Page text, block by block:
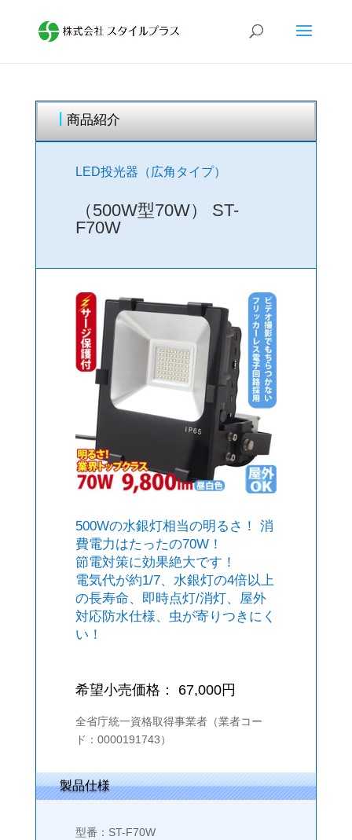
商品紹介
LED投光器（広角タイプ）
（500W型70W） ST-
F70W
500Wの水銀灯相当の明るさ！ 消
費電力はたったの70W！
節電対策に効果絶大です！
電気代が約1/7、水銀灯の4倍以上
の長寿命、即時点灯/消灯、屋外
対応防水仕様、虫が寄りつきにく
い！
希望小売価格： 67,000円
全省庁統一資格取得事業者（業者コー
ド：0000191743）
製品仕様
型番：ST-F70W